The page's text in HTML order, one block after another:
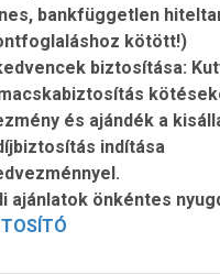
bankfüggetlen
kötött!)
biztosítása:
és ajándék a
indítása
ajánlatok önkéntes